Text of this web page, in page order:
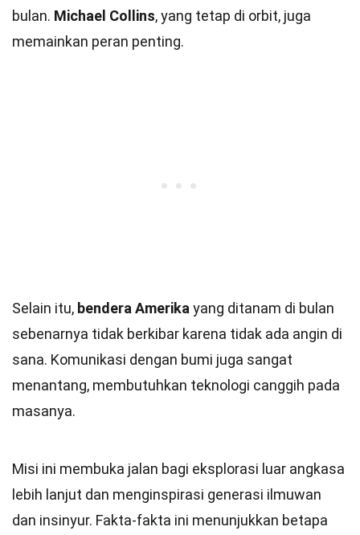
bulan. Michael Collins, yang tetap di orbit, juga
memainkan peran penting.
Selain itu, bendera Amerika yang ditanam di bulan
sebenarnya tidak berkibar karena tidak ada angin di
sana. Komunikasi dengan bumi juga sangat
menantang, membutuhkan teknologi canggih pada
masanya.
Misi ini membuka jalan bagi eksplorasi luar angkasa
lebih lanjut dan menginspirasi generasi ilmuwan
dan insinyur. Fakta-fakta ini menunjukkan betapa